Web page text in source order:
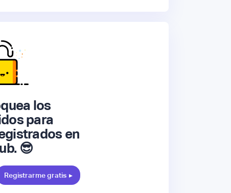
los
para
en
😎
Registrarme gratis ▸